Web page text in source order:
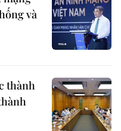
và
thành